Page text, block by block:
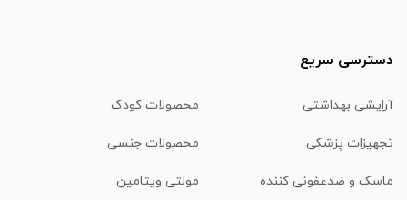
دسترسی سریع
آرایشی بهداشتی محصولات کودک
تجهیزات پزشکی محصولات جنسی
ماسک و ضدعفونی کننده مولتی ویتامین